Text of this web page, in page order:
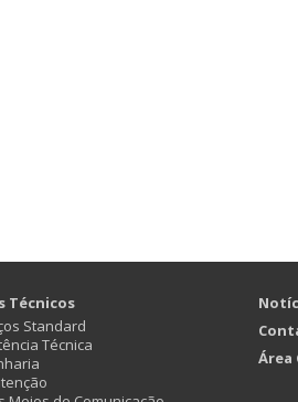
Técnicos
Standard
Técnica
Área